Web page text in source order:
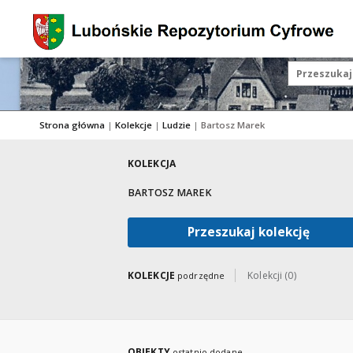
Strona główna | Kolekcje | Ludzie | Bartosz Marek
KOLEKCJA
BARTOSZ MAREK
Przeszukaj kolekcję
KOLEKCJE podrzędne Kolekcji (0)